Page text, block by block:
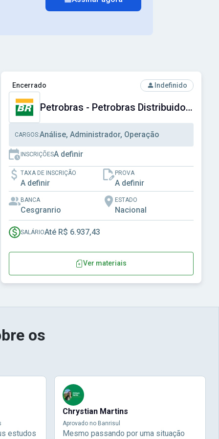
do Distrito Federal
Ver concurso: Petrobras - Petrobras Distribuidora S.A.
Encerrado Indefinido
Petrobras - Petrobras Distribuidora S.A.
CARGOS:Análise, Administrador, Operação
INSCRIÇÕESA definir
TAXA DE INSCRIÇÃO
A definir
PROVA
A definir
BANCA
Cesgranrio
ESTADO
Nacional
SALÁRIOAté R$ 6.937,43
Ver materiais
os
estudos
Chrystian Martins
Aprovado no Banrisul
Mesmo passando por uma situação